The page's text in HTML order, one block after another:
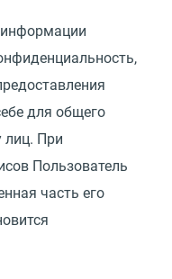
для общего
лиц. При
Пользователь
часть его